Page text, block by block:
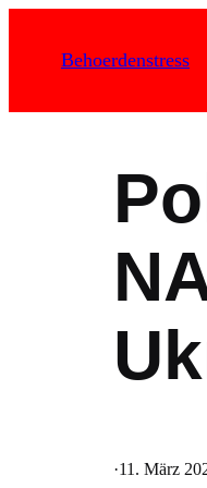
Behoerdenstress
·11. März